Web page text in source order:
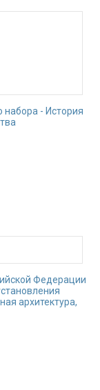
набора - История
Федерации
архитектура,